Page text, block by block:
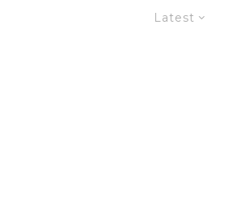
Latest